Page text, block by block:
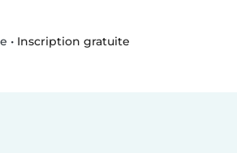
• Inscription gratuite